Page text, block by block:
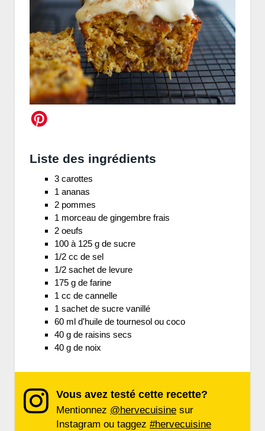
Liste des ingrédients
3 carottes
1 ananas
2 pommes
1 morceau de gingembre frais
2 oeufs
100 à 125 g de sucre
1/2 cc de sel
1/2 sachet de levure
175 g de farine
1 cc de cannelle
1 sachet de sucre vanillé
60 ml d'huile de tournesol ou coco
40 g de raisins secs
40 g de noix
Vous avez testé cette recette?
Mentionnez @hervecuisine sur
Instagram ou taggez #hervecuisine